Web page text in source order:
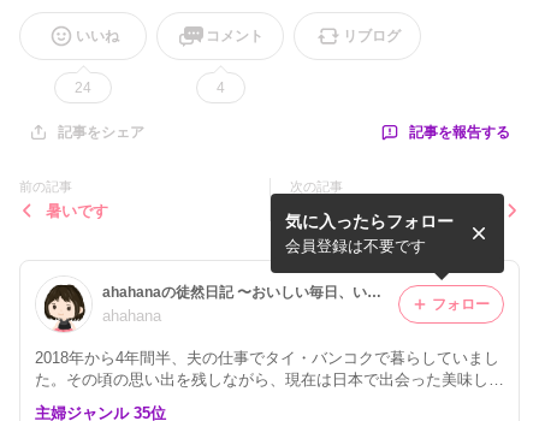
いいね
24
コメント
4
リブログ
記事をシェア 記事を報告する
前の記事
暑いです
次の記事
久しぶりの梨！と最近食べた
アイス
ahahanaの徒然日記 〜おいしい毎日、いい毎日〜
ahahana
2018年から4年間半、夫の仕事でタイ・バンコクで暮らしていまし
た。その頃の思い出を残しながら、現在は日本で出会った美味しい
ものや、買ってよかったものを主婦目線で紹介しています。毎日の
気に入ったらフォロー
会員登録は不要です
フォロー
主婦ジャンル 35位